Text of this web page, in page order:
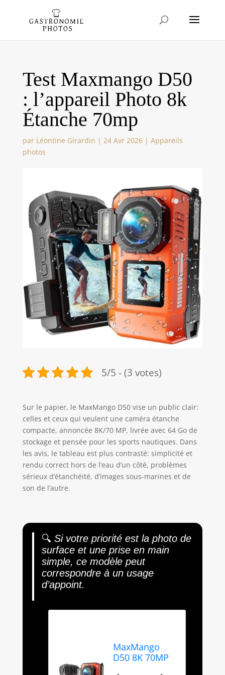
Test Maxmango D50
: l’appareil Photo 8k
Étanche 70mp
par Léontine Girardin | 24 Avr 2026| Appareils
photos
5/5 - (3 votes)
Sur le papier, le MaxMango D50 vise un public clair:
celles et ceux qui veulent une caméra étanche
compacte, annoncée 8K/70 MP, livrée avec 64 Go de
stockage et pensée pour les sports nautiques. Dans
les avis, le tableau est plus contrasté: simplicité et
rendu correct hors de l’eau d’un côté, problèmes
sérieux d’étanchéité, d’images sous-marines et de
son de l’autre.
🔍 Si votre priorité est la photo de
surface et une prise en main
simple, ce modèle peut
correspondre à un usage
d’appoint.
MaxMango
D50 8K 70MP